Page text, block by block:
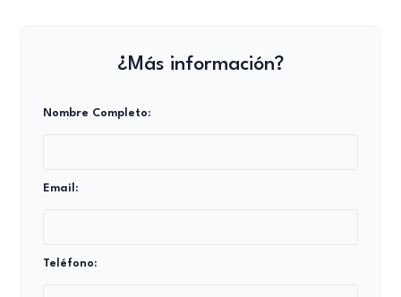
¿Más información?
Nombre Completo:
Email:
Teléfono: